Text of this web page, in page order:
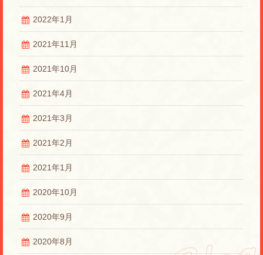
2022年1月
2021年11月
2021年10月
2021年4月
2021年3月
2021年2月
2021年1月
2020年10月
2020年9月
2020年8月